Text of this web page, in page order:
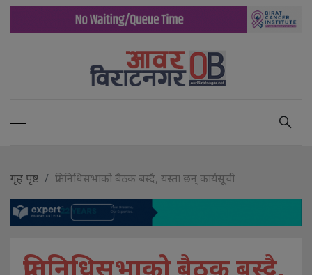
गृह पृष्ट प्रतिनिधिसभाको बैठक बस्दै, यस्ता छन् कार्यसूची
प्रतिनिधिसभाको बैठक बस्दै,